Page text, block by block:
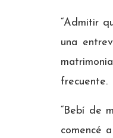
“Admitir
una
frecuente.
“Bebí de
comencé